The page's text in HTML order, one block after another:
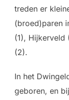
treden er
(broed)paren
(1), Hijkerveld
(2).
In het
geboren, en